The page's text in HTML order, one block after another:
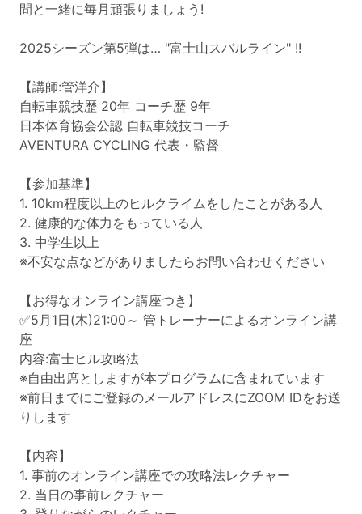
間と一緒に毎月頑張りましょう!
2025シーズン第5弾は… "富士山スバルライン" !!
【講師:管洋介】
自転車競技歴 20年 コーチ歴 9年
日本体育協会公認 自転車競技コーチ
AVENTURA CYCLING 代表・監督
【参加基準】
1. 10km程度以上のヒルクライムをしたことがある人
2. 健康的な体力をもっている人
3. 中学生以上
※不安な点などがありましたらお問い合わせください
【お得なオンライン講座つき】
✅5月1日(木)21:00～ 管トレーナーによるオンライン講
座
内容:富士ヒル攻略法
※自由出席としますが本プログラムに含まれています
※前日までにご登録のメールアドレスにZOOM IDをお送
りします
【内容】
1. 事前のオンライン講座での攻略法レクチャー
2. 当日の事前レクチャー